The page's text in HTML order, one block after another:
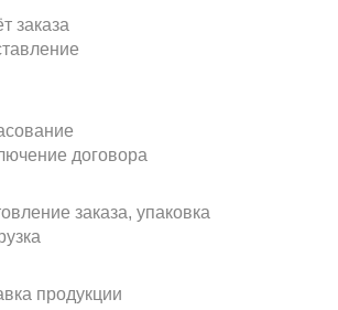
заказа
договора
заказа, упаковка
продукции